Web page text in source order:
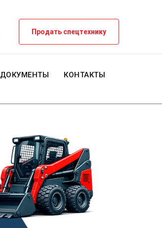
Продать спецтехнику
ДОКУМЕНТЫ КОНТАКТЫ